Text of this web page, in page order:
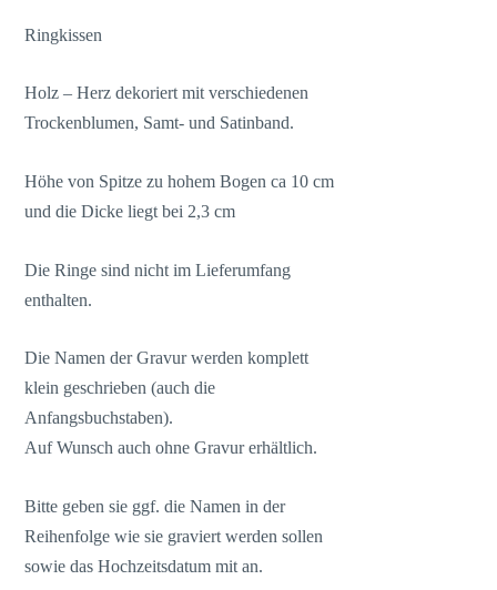
Ringkissen
Holz – Herz dekoriert mit verschiedenen
Trockenblumen, Samt- und Satinband.
Höhe von Spitze zu hohem Bogen ca 10 cm
und die Dicke liegt bei 2,3 cm
Die Ringe sind nicht im Lieferumfang
enthalten.
Die Namen der Gravur werden komplett
klein geschrieben (auch die
Anfangsbuchstaben).
Auf Wunsch auch ohne Gravur erhältlich.
Bitte geben sie ggf. die Namen in der
Reihenfolge wie sie graviert werden sollen
sowie das Hochzeitsdatum mit an.